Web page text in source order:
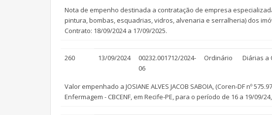
Nota de empenho destinada a contratação de empresa
pintura, bombas, esquadrias, vidros, alvenaria e serralheria) dos
Contrato: 18/09/2024 a 17/09/2025.
260 13/09/2024
00232.001712/2024-
06
Ordinário Diárias a
Valor empenhado a JOSIANE ALVES JACOB SABOIA, (Coren-DF nº
Enfermagem - CBCENF, em Recife-PE, para o período de 16 a 19/09/